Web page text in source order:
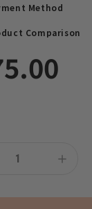
Method
Comparison